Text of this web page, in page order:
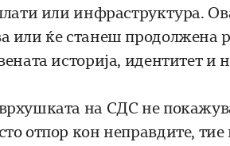
или инфраструктура.
или ќе станеш продолжена
историја, идентитет
на СДС не
отпор кон неправдите,